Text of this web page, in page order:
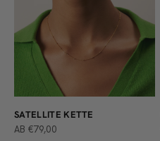
SATELLITE KETTE
ANGEBOT
AB €79,00